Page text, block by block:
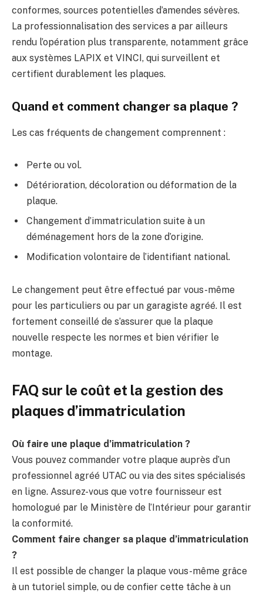
conformes, sources potentielles d’amendes sévères.
La professionnalisation des services a par ailleurs
rendu l’opération plus transparente, notamment grâce
aux systèmes LAPIX et VINCI, qui surveillent et
certifient durablement les plaques.
Quand et comment changer sa plaque ?
Les cas fréquents de changement comprennent :
Perte ou vol.
Détérioration, décoloration ou déformation de la
plaque.
Changement d’immatriculation suite à un
déménagement hors de la zone d’origine.
Modification volontaire de l’identifiant national.
Le changement peut être effectué par vous-même
pour les particuliers ou par un garagiste agréé. Il est
fortement conseillé de s’assurer que la plaque
nouvelle respecte les normes et bien vérifier le
montage.
FAQ sur le coût et la gestion des
plaques d’immatriculation
Où faire une plaque d’immatriculation ?
Vous pouvez commander votre plaque auprès d’un
professionnel agréé UTAC ou via des sites spécialisés
en ligne. Assurez-vous que votre fournisseur est
homologué par le Ministère de l’Intérieur pour garantir
la conformité.
Comment faire changer sa plaque d’immatriculation
?
Il est possible de changer la plaque vous-même grâce
à un tutoriel simple, ou de confier cette tâche à un